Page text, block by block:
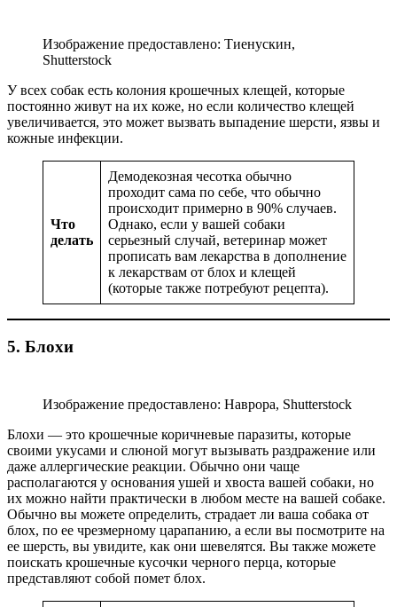
Изображение предоставлено: Тиенускин,
Shutterstock
У всех собак есть колония крошечных клещей, которые
постоянно живут на их коже, но если количество клещей
увеличивается, это может вызвать выпадение шерсти, язвы и
кожные инфекции.
Что
делать
Демодекозная чесотка обычно
проходит сама по себе, что обычно
происходит примерно в 90% случаев.
Однако, если у вашей собаки
серьезный случай, ветеринар может
прописать вам лекарства в дополнение
к лекарствам от блох и клещей
(которые также потребуют рецепта).
5. Блохи
Изображение предоставлено: Наврора, Shutterstock
Блохи — это крошечные коричневые паразиты, которые
своими укусами и слюной могут вызывать раздражение или
даже аллергические реакции. Обычно они чаще
располагаются у основания ушей и хвоста вашей собаки, но
их можно найти практически в любом месте на вашей собаке.
Обычно вы можете определить, страдает ли ваша собака от
блох, по ее чрезмерному царапанию, а если вы посмотрите на
ее шерсть, вы увидите, как они шевелятся. Вы также можете
поискать крошечные кусочки черного перца, которые
представляют собой помет блох.